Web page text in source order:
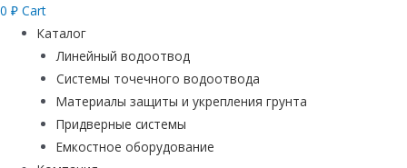
0 ₽ Cart
Каталог
Линейный водоотвод
Системы точечного водоотвода
Материалы защиты и укрепления грунта
Придверные системы
Емкостное оборудование